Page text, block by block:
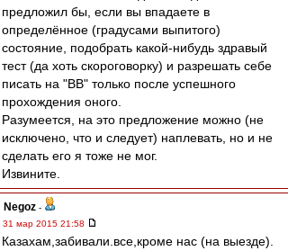
предложил бы, если вы впадаете в
определённое (градусами выпитого)
состояние, подобрать какой-нибудь здравый
тест (да хоть скороговорку) и разрешать себе
писать на "ВВ" только после успешного
прохождения оного.
Разумеется, на это предложение можно (не
исключено, что и следует) наплевать, но и не
сделать его я тоже не мог.
Извините.
Negoz -
31 мар 2015 21:58
Казахам,забивали.все,кроме нас (на выезде).